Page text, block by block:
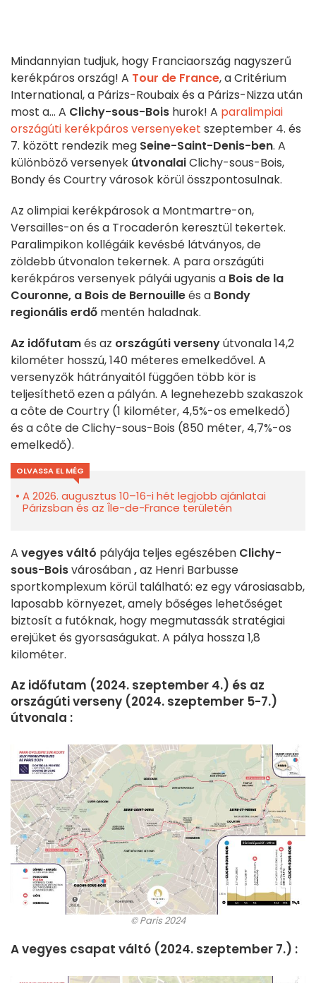
Mindannyian tudjuk, hogy Franciaország nagyszerű
kerékpáros ország! A Tour de France, a Critérium
International, a Párizs-Roubaix és a Párizs-Nizza után
most a... A Clichy-sous-Bois hurok! A paralimpiai
országúti kerékpáros versenyeket szeptember 4. és
7. között rendezik meg Seine-Saint-Denis-ben. A
különböző versenyek útvonalaiClichy-sous-Bois,
Bondy és Courtry városok körül összpontosulnak.
Az olimpiai kerékpárosok a Montmartre-on,
Versailles-on és a Trocaderón keresztül tekertek.
Paralimpikon kollégáik kevésbé látványos, de
zöldebb útvonalon tekernek. A para országúti
kerékpáros versenyek pályái ugyanis a Bois de la
Couronne, a Bois de Bernouilleés a Bondy
regionális erdő mentén haladnak.
Az időfutamés az országúti versenyútvonala 14,2
kilométer hosszú, 140 méteres emelkedővel. A
versenyzők hátrányaitól függően több kör is
teljesíthető ezen a pályán. A legnehezebb szakaszok
a côte de Courtry (1 kilométer, 4,5%-os emelkedő)
és a côte de Clichy-sous-Bois (850 méter, 4,7%-os
emelkedő).
OLVASSA EL MÉG
A 2026. augusztus 10–16-i hét legjobb ajánlatai
Párizsban és az Île-de-France területén
A vegyes váltó pályája teljes egészében Clichy-
sous-Boisvárosában,az Henri Barbusse
sportkomplexum körül található: ez egy városiasabb,
laposabb környezet, amely bőséges lehetőséget
biztosít a futóknak, hogy megmutassák stratégiai
erejüket és gyorsaságukat. A pálya hossza 1,8
kilométer.
Az időfutam (2024. szeptember 4.) és az
országúti verseny (2024. szeptember 5-7.)
útvonala :
© Paris 2024
A vegyes csapat váltó (2024. szeptember 7.) :